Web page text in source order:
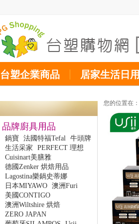
台塑企業商品 居家生活日用
品牌廚具用品
鍋寶 法國特福Tefal 牛頭牌
生活采家
PERFECT 理想
Cuisinart美膳雅
德國Zenker 烘焙用品
Lagostina樂鍋史蒂娜
日本MIYAWO 澳洲Furi
美國CONTIGO
澳洲Wiltshire 烘焙
ZERO JAPAN
您的位置在：